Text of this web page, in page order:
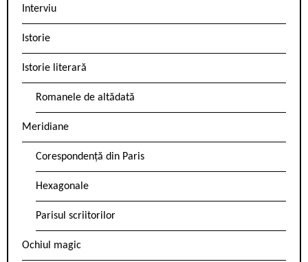
Interviu
Istorie
Istorie literară
Romanele de altădată
Meridiane
Corespondență din Paris
Hexagonale
Parisul scriitorilor
Ochiul magic